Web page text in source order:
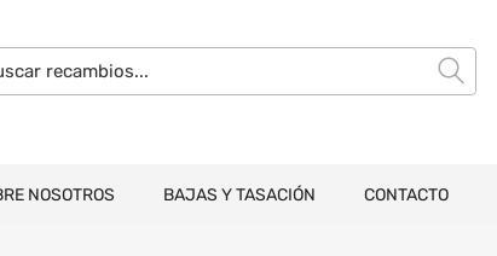
NOSOTROS BAJAS Y TASACIÓN CONTACTO